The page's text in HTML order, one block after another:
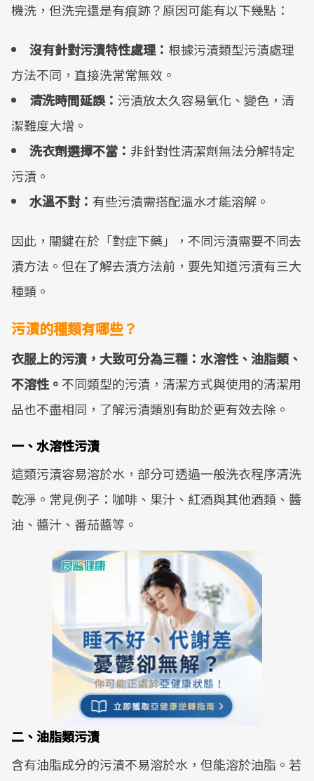
機洗，但洗完還是有痕跡？原因可能有以下幾點：
沒有針對污漬特性處理： 根據污漬類型污漬處理
方法不同，直接洗常常無效。
清洗時間延誤： 污漬放太久容易氧化、變色，清
潔難度大增。
洗衣劑選擇不當： 非針對性清潔劑無法分解特定
污漬。
水溫不對： 有些污漬需搭配溫水才能溶解。
因此，關鍵在於「對症下藥」，不同污漬需要不同去
漬方法。但在了解去漬方法前，要先知道污漬有三大
種類。
污漬的種類有哪些？
衣服上的污漬，大致可分為三種：水溶性、油脂類、
不溶性。不同類型的污漬，清潔方式與使用的清潔用
品也不盡相同，了解污漬類別有助於更有效去除。
一、水溶性污漬
這類污漬容易溶於水，部分可透過一般洗衣程序清洗
乾淨。常見例子：咖啡、果汁、紅酒與其他酒類、醬
油、醬汁、番茄醬等。
二、油脂類污漬
含有油脂成分的污漬不易溶於水，但能溶於油脂。若